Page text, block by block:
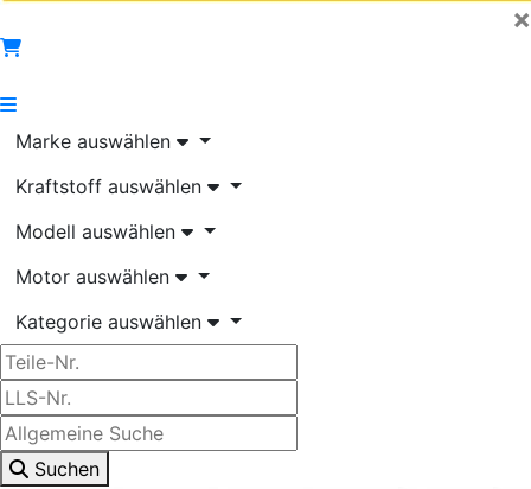
×
Marke auswählen
Kraftstoff auswählen
Modell auswählen
Motor auswählen
Kategorie auswählen
Suchen